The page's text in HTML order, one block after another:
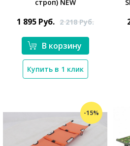
*}
строп) NEW
1 895 Руб. 2 218Руб.
В корзину
Купить в 1 клик
-15%